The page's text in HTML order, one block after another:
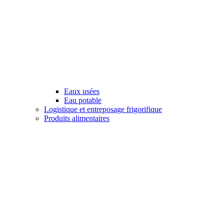
Eaux usées
Eau potable
Logistique et entreposage frigorifique
Produits alimentaires